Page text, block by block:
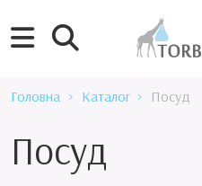
Головна Каталог Посуд
Посуд